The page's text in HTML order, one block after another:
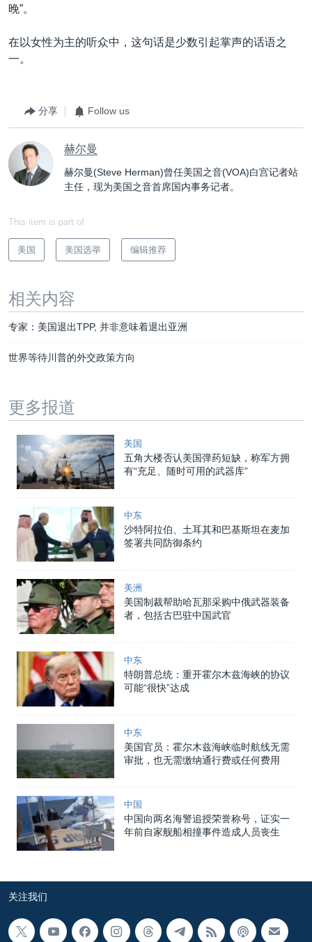
晚”。
在以女性为主的听众中，这句话是少数引起掌声的话语之
一。
分享 Follow us
赫尔曼
赫尔曼(Steve Herman)曾任美国之音(VOA)白宫记者站
主任，现为美国之音首席国内事务记者。
This item is part of
美国 美国选举 编辑推荐
相关内容
专家：美国退出TPP, 并非意味着退出亚洲
世界等待川普的外交政策方向
更多报道
美国
五角大楼否认美国弹药短缺，称军方拥
有“充足、随时可用的武器库”
中东
沙特阿拉伯、土耳其和巴基斯坦在麦加
签署共同防御条约
美洲
美国制裁帮助哈瓦那采购中俄武器装备
者，包括古巴驻中国武官
中东
特朗普总统：重开霍尔木兹海峡的协议
可能“很快”达成
中东
美国官员：霍尔木兹海峡临时航线无需
审批，也无需缴纳通行费或任何费用
中国
中国向两名海警追授荣誉称号，证实一
年前自家舰船相撞事件造成人员丧生
关注我们